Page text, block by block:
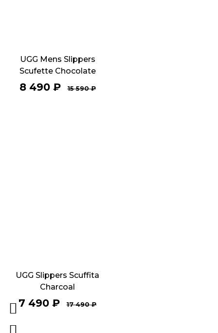
UGG Mens Slippers
Scufette Chocolate
8 490₽ 15 590₽
UGG Slippers Scuffita
Charcoal
7 490 ₽ 17 490₽